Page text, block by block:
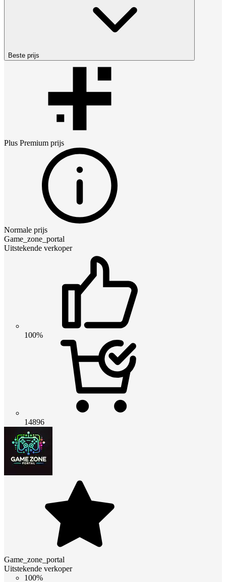
Beste prijs
Plus Premium prijs
Normale prijs
Game_zone_portal
Uitstekende verkoper
100%
14896
Game_zone_portal
Uitstekende verkoper
100%